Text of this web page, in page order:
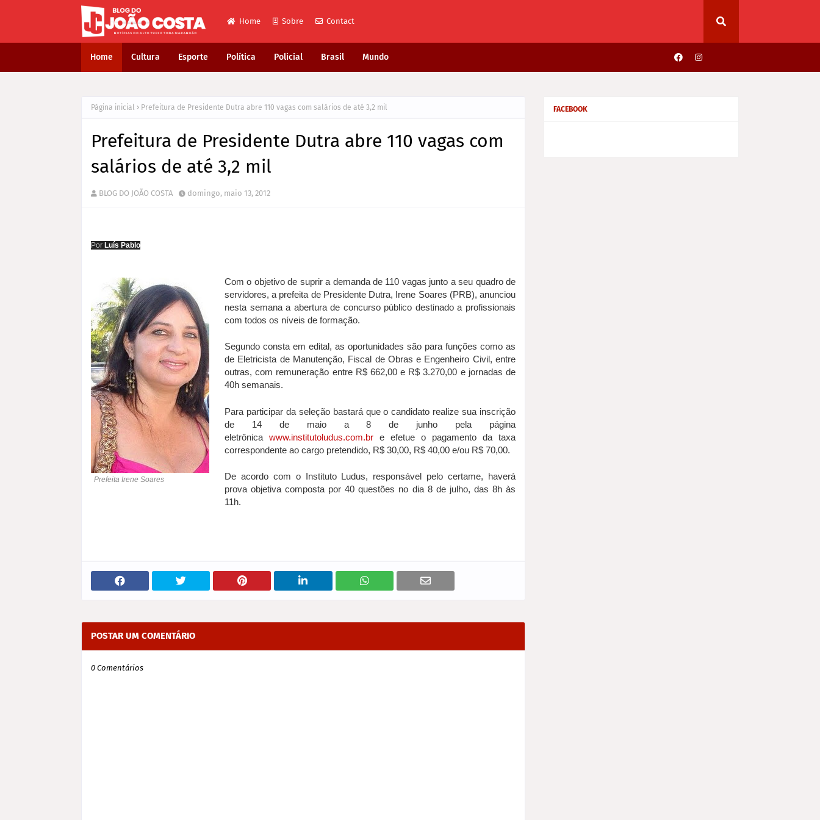
Home Sobre Contact
Home Cultura Esporte Política Policial Brasil Mundo
Página inicial Prefeitura de Presidente Dutra abre 110 vagas com salários de até 3,2 mil
Prefeitura de Presidente Dutra abre 110 vagas com
salários de até 3,2 mil
BLOG DO JOÃO COSTA domingo, maio 13, 2012
Por Luís Pablo
Prefeita Irene Soares
Com o objetivo de suprir a demanda de 110 vagas junto a seu quadro de
servidores, a prefeita de Presidente Dutra, Irene Soares (PRB), anunciou
nesta semana a abertura de concurso público destinado a profissionais
com todos os níveis de formação.
Segundo consta em edital, as oportunidades são para funções como as
de Eletricista de Manutenção, Fiscal de Obras e Engenheiro Civil, entre
outras, com remuneração entre R$ 662,00 e R$ 3.270,00 e jornadas de
40h semanais.
Para participar da seleção bastará que o candidato realize sua inscrição
de 14 de maio a 8 de junho pela página
eletrônica www.institutoludus.com.br e efetue o pagamento da taxa
correspondente ao cargo pretendido, R$ 30,00, R$ 40,00 e/ou R$ 70,00.
De acordo com o Instituto Ludus, responsável pelo certame, haverá
prova objetiva composta por 40 questões no dia 8 de julho, das 8h às
11h.
POSTAR UM COMENTÁRIO
0 Comentários
FACEBOOK